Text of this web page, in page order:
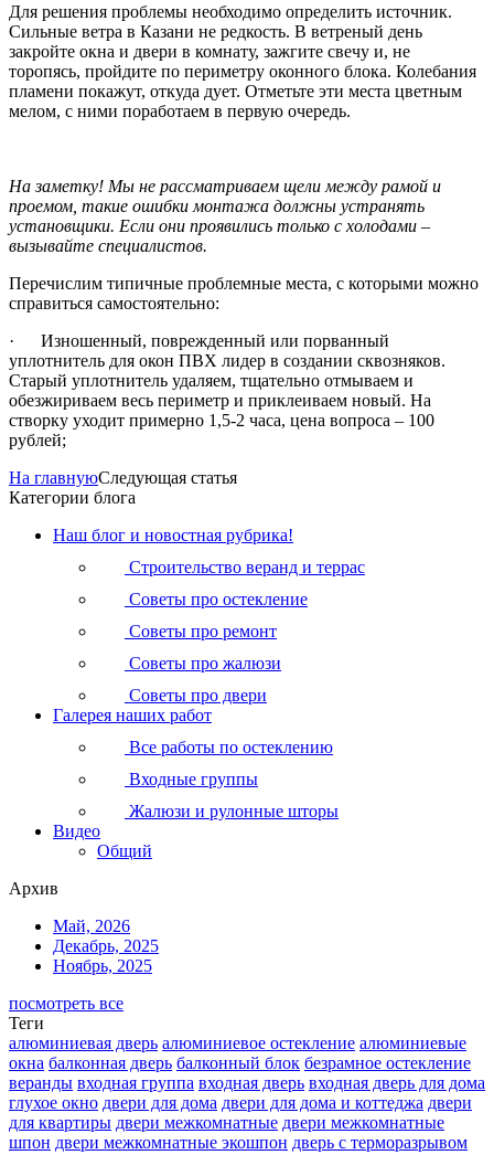
Для решения проблемы необходимо определить источник.
Сильные ветра в Казани не редкость. В ветреный день
закройте окна и двери в комнату, зажгите свечу и, не
торопясь, пройдите по периметру оконного блока. Колебания
пламени покажут, откуда дует. Отметьте эти места цветным
мелом, с ними поработаем в первую очередь.
На заметку! Мы не рассматриваем щели между рамой и
проемом, такие ошибки монтажа должны устранять
установщики. Если они проявились только с холодами –
вызывайте специалистов.
Перечислим типичные проблемные места, с которыми можно
справиться самостоятельно:
· Изношенный, поврежденный или порванный
уплотнитель для окон ПВХ лидер в создании сквозняков.
Старый уплотнитель удаляем, тщательно отмываем и
обезжириваем весь периметр и приклеиваем новый. На
створку уходит примерно 1,5-2 часа, цена вопроса – 100
рублей;
На главнуюСледующая статья
Категории блога
Наш блог и новостная рубрика!
Строительство веранд и террас
Советы про остекление
Советы про ремонт
Советы про жалюзи
Советы про двери
Галерея наших работ
Все работы по остеклению
Входные группы
Жалюзи и рулонные шторы
Видео
Общий
Архив
Май, 2026
Декабрь, 2025
Ноябрь, 2025
посмотреть все
Теги
алюминиевая дверь алюминиевое остекление алюминиевые
окна балконная дверь балконный блок безрамное остекление
веранды входная группа входная дверь входная дверь для дома
глухое окно двери для дома двери для дома и коттеджа двери
для квартиры двери межкомнатные двери межкомнатные
шпон двери межкомнатные экошпон дверь с терморазрывом